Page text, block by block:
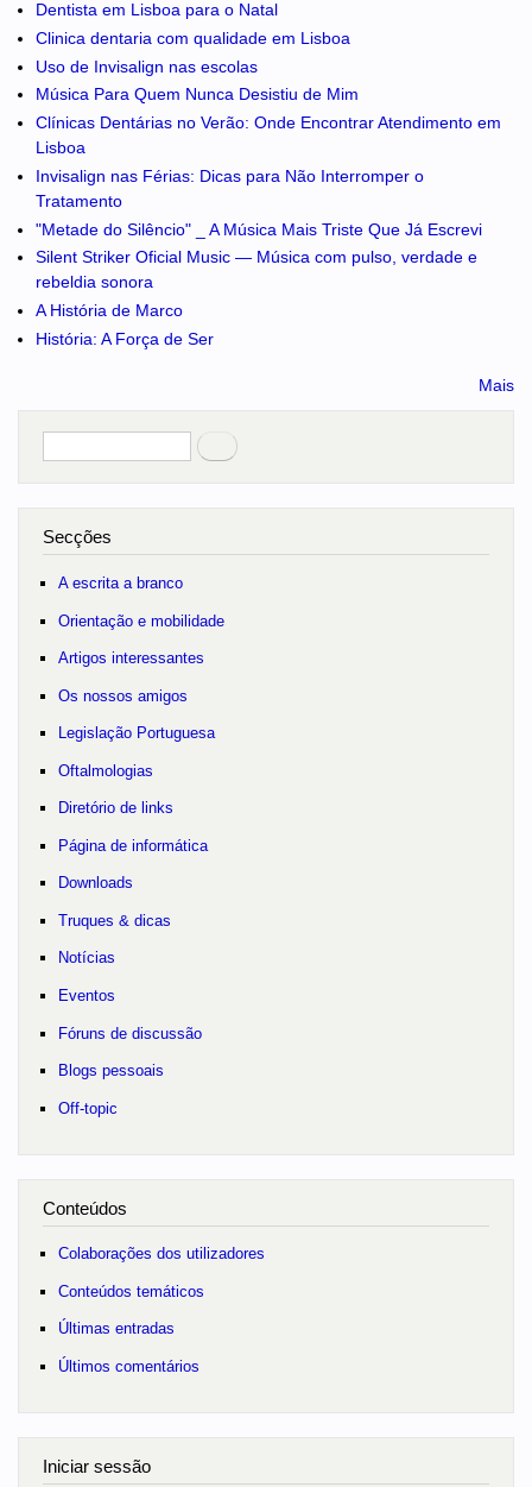
Dentista em Lisboa para o Natal
Clinica dentaria com qualidade em Lisboa
Uso de Invisalign nas escolas
Música Para Quem Nunca Desistiu de Mim
Clínicas Dentárias no Verão: Onde Encontrar Atendimento em
Lisboa
Invisalign nas Férias: Dicas para Não Interromper o
Tratamento
"Metade do Silêncio" _ A Música Mais Triste Que Já Escrevi
Silent Striker Oficial Music — Música com pulso, verdade e
rebeldia sonora
A História de Marco
História: A Força de Ser
Mais
Pesquisar
Secções
A escrita a branco
Orientação e mobilidade
Artigos interessantes
Os nossos amigos
Legislação Portuguesa
Oftalmologias
Diretório de links
Página de informática
Downloads
Truques & dicas
Notícias
Eventos
Fóruns de discussão
Blogs pessoais
Off-topic
Conteúdos
Colaborações dos utilizadores
Conteúdos temáticos
Últimas entradas
Últimos comentários
Iniciar sessão